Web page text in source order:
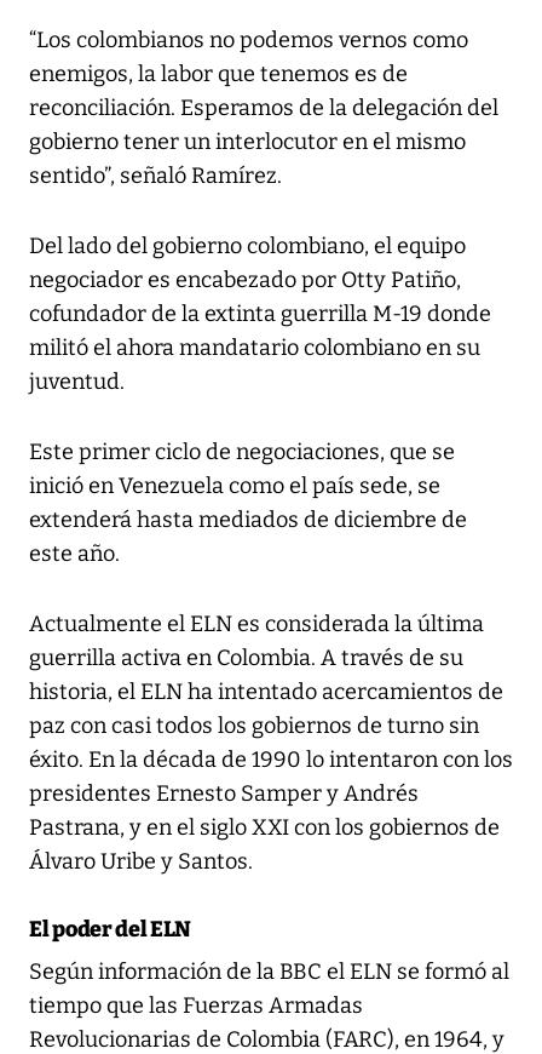
“Los colombianos no podemos vernos como
enemigos, la labor que tenemos es de
reconciliación. Esperamos de la delegación del
gobierno tener un interlocutor en el mismo
sentido”, señaló Ramírez.
Del lado del gobierno colombiano, el equipo
negociador es encabezado por Otty Patiño,
cofundador de la extinta guerrilla M-19 donde
militó el ahora mandatario colombiano en su
juventud.
Este primer ciclo de negociaciones, que se
inició en Venezuela como el país sede, se
extenderá hasta mediados de diciembre de
este año.
Actualmente el ELN es considerada la última
guerrilla activa en Colombia. A través de su
historia, el ELN ha intentado acercamientos de
paz con casi todos los gobiernos de turno sin
éxito. En la década de 1990 lo intentaron con los
presidentes Ernesto Samper y Andrés
Pastrana, y en el siglo XXI con los gobiernos de
Álvaro Uribe y Santos.
El poder del ELN
Según información de la BBC el ELN se formó al
tiempo que las Fuerzas Armadas
Revolucionarias de Colombia (FARC), en 1964, y